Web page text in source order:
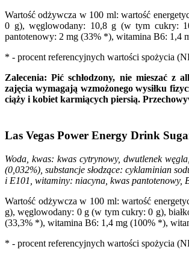
Wartość odżywcza w 100 ml: wartość
0 g), węglowodany: 10,8 g (w tym cukry:
pantotenowy: 2 mg (33% *), witamina B6: 1,4
* - procent referencyjnych wartości spożycia
Zalecenia: Pić schłodzony, nie mieszać z
zajęcia wymagają wzmożonego wysiłku
ciąży i kobiet karmiących piersią.
Las Vegas Power Energy Drink
Woda, kwas: kwas cytrynowy, dwutlenek
(0,032%), substancje słodzące: cyklaminian
i E101, witaminy: niacyna, kwas pantotenowy,
Wartość odżywcza w 100 ml: wartość
g), węglowodany: 0 g (w tym cukry: 0 g),
(33,3% *), witamina B6: 1,4 mg (100% *),
* - procent referencyjnych wartości spożycia